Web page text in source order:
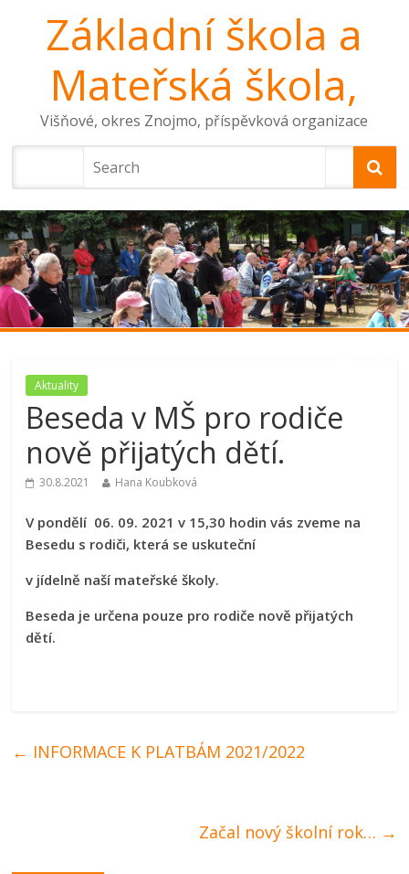
Základní škola a
Mateřská škola,
Višňové, okres Znojmo, příspěvková organizace
Aktuality
Beseda v MŠ pro rodiče
nově přijatých dětí.
30.8.2021 Hana Koubková
V pondělí 06. 09. 2021 v 15,30 hodin vás zveme na
Besedu s rodiči, která se uskuteční
v jídelně naší mateřské školy.
Beseda je určena pouze pro rodiče nově přijatých
dětí.
← INFORMACE K PLATBÁM 2021/2022
Začal nový školní rok… →